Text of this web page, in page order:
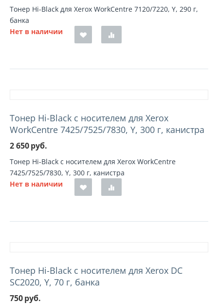
Тонер Hi-Black для Xerox WorkCentre 7120/7220, Y, 290 г,
банка
Нет в наличии
Тонер Hi-Black с носителем для Xerox
WorkCentre 7425/7525/7830, Y, 300 г, канистра
2 650руб.
Тонер Hi-Black с носителем для Xerox WorkCentre
7425/7525/7830, Y, 300 г, канистра
Нет в наличии
Тонер Hi-Black с носителем для Xerox DC
SC2020, Y, 70 г, банка
750руб.